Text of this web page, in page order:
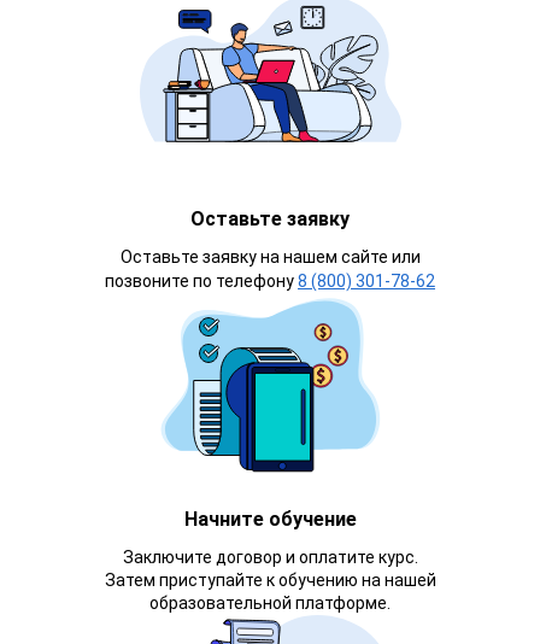
Оставьте заявку
Оставьте заявку на нашем сайте или
позвоните по телефону8 (800) 301-78-62
Начните обучение
Заключите договор и оплатите курс.
Затем приступайте к обучению на нашей
образовательной платформе.